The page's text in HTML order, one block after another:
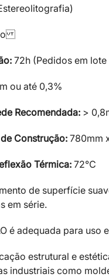
72h (Pedidos em
ou até 0,3%
Recomendada: >
Construção: 780mm
Térmica: 72℃
de superfície
em série.
é adequada para uso
estrutural e
industriais como